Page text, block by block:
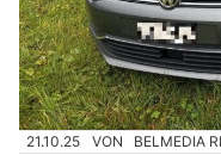
21.10.25 VON BELMEDIA